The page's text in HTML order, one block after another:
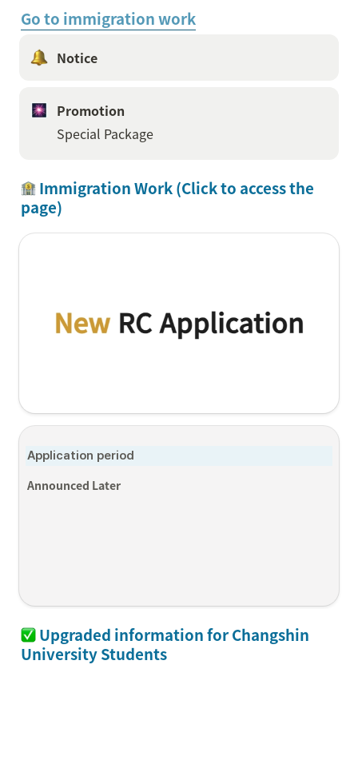
Go to immigration work
Notice
Promotion
Special Package
Immigration Work (Click to access the
page)
Application period
Announced Later
Upgraded information for Changshin
University Students